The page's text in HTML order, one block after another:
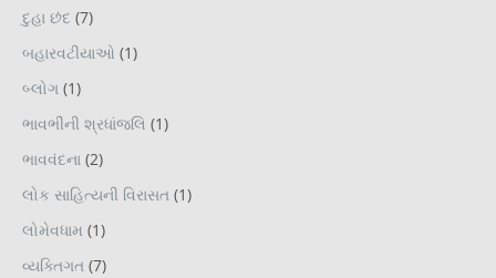
દુહા છંદ (7)
બહારવટીયાઓ (1)
બ્લોગ (1)
ભાવભીંની શ્રધાંજલિ (1)
ભાવવંદના (2)
લોક સાહિત્યની વિરાસત (1)
લોમેવધામ (1)
વ્યક્તિગત (7)